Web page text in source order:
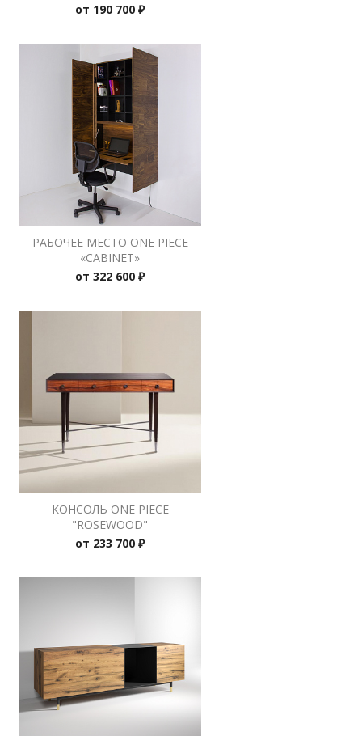
от 190 700 ₽
РАБОЧЕЕ МЕСТО ONE PIECE
«CABINET»
от 322 600 ₽
КОНСОЛЬ ONE PIECE
"ROSEWOOD"
от 233 700 ₽